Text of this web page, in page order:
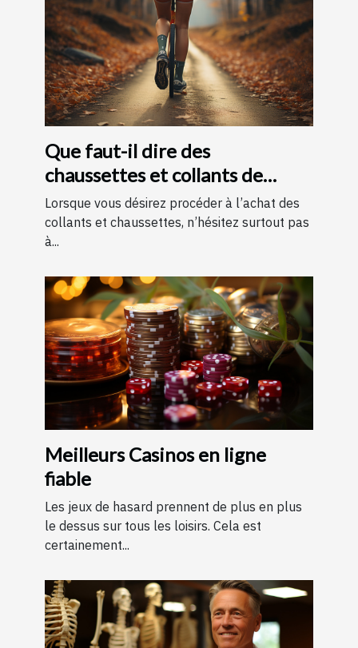
Que faut-il dire des
chaussettes et collants de
contention ?
Lorsque vous désirez procéder à l’achat des
collants et chaussettes, n’hésitez surtout pas
à...
Meilleurs Casinos en ligne
fiable
Les jeux de hasard prennent de plus en plus
le dessus sur tous les loisirs. Cela est
certainement...